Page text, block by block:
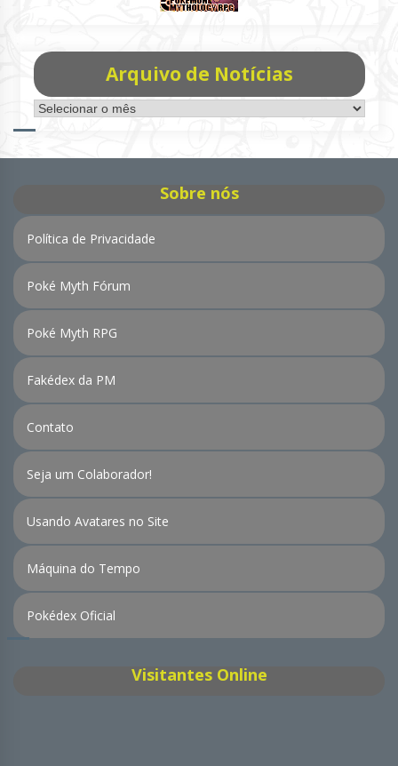
Arquivo de Notícias
Arquivo
de
Sobre nós
Política de Privacidade
Poké Myth Fórum
Poké Myth RPG
Fakédex da PM
Contato
Seja um Colaborador!
Usando Avatares no Site
Máquina do Tempo
Pokédex Oficial
Visitantes Online